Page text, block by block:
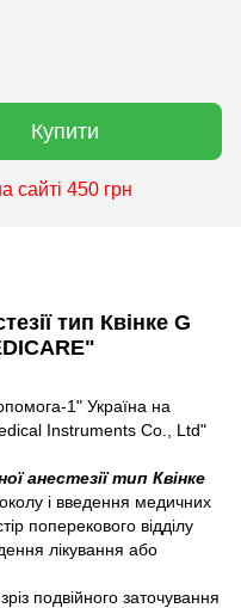
Купити
сайті 450 грн
тип Квінке G
1" Україна на
Instruments Co., Ltd"
анестезії тип Квінке
і введення медичних
поперекового відділу
лікування або
подвійного заточування